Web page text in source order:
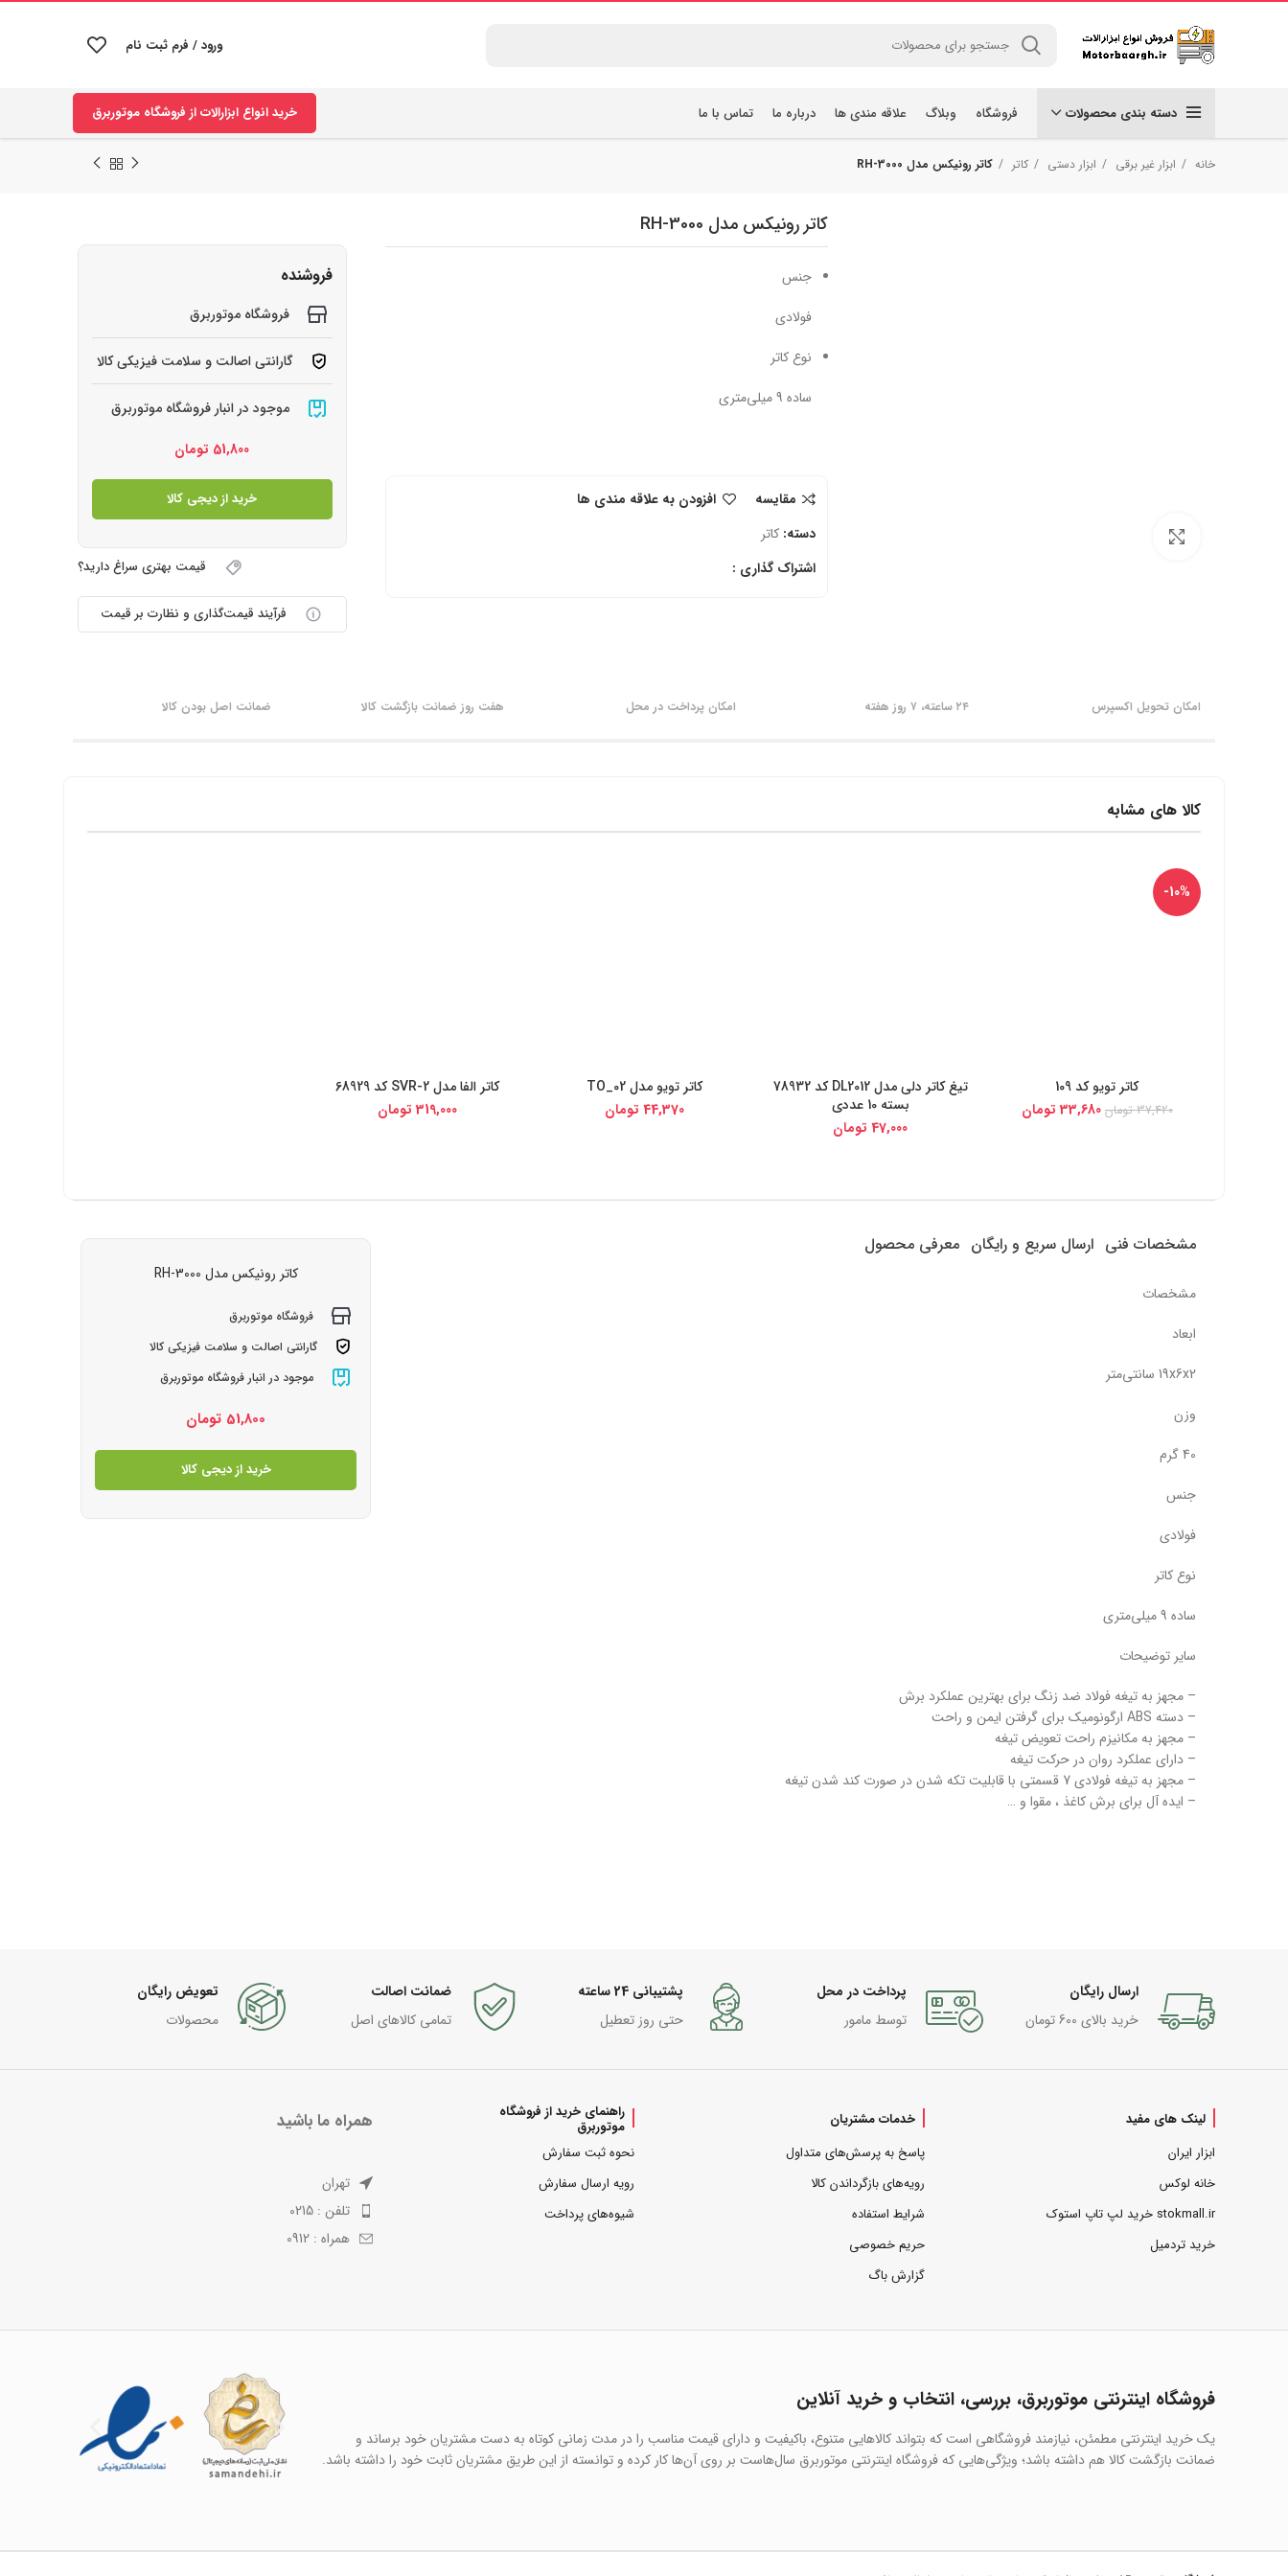
ورود / فرم ثبت نام
دسته بندی محصولات فروشگاه وبلاگ علاقه مندی ها درباره ما تماس با ما خرید انواع ابزارالات از فروشگاه موتوربرق
خانه ابزار غیر برقی ابزار دستی کاتر کاتر رونیکس مدل RH-3000
کاتر رونیکس مدل RH-3000
جنس
فولادی
نوع کاتر
ساده 9 میلی‌متری
مقایسه
افزودن به علاقه مندی ها
دسته: کاتر
اشتراک گذاری :
فروشنده
فروشگاه موتوربرق
گارانتی اصالت و سلامت فیزیکی کالا
موجود در انبار فروشگاه موتوربرق
51,800 تومان
خرید از دیجی کالا
قیمت بهتری سراغ دارید؟
فرآیند قیمت‌گذاری و نظارت بر قیمت
امکان تحویل اکسپرس ۲۴ ساعته، ۷ روز هفته امکان پرداخت در محل هفت روز ضمانت بازگشت کالا ضمانت اصل بودن کالا
کالا های مشابه
-10%
خرید از دیجی کالا
کاتر تویو کد 109
37,420 تومان 33,680 تومان
خرید از دیجی کالا
تیغ کاتر دلی مدل DL2012 کد 78932
بسته 10 عددی
47,000 تومان
خرید از دیجی کالا
کاتر تویو مدل TO_02
44,370 تومان
خرید از دیجی کالاکاتر الفا مدل SVR-2 کد 68929
319,000 تومان
مشخصات فنی ارسال سریع و رایگان معرفی محصول
مشخصات
ابعاد
19x6x2 سانتی‌متر
وزن
40 گرم
جنس
فولادی
نوع کاتر
ساده 9 میلی‌متری
سایر توضیحات
– مجهز به تیغه فولاد ضد زنگ برای بهترین عملکرد برش
– دسته ABS ارگونومیک برای گرفتن ایمن و راحت
– مجهز به مکانیزم راحت تعویض تیغه
– دارای عملکرد روان در حرکت تیغه
– مجهز به تیغه فولادی 7 قسمتی با قابلیت تکه شدن در صورت کند شدن تیغه
– ایده آل برای برش کاغذ ، مقوا و …
کاتر رونیکس مدل RH-3000
فروشگاه موتوربرق
گارانتی اصالت و سلامت فیزیکی کالا
موجود در انبار فروشگاه موتوربرق
51,800 تومان
خرید از دیجی کالا
ارسال رایگان
خرید بالای 600 تومان
پرداخت در محل
توسط مامور
پشتیبانی 24 ساعته
حتی روز تعطیل
ضمانت اصالت
تمامی کالاهای اصل
تعویض رایگان
محصولات
لینک های مفید
ابزار ایران
خانه لوکس
stokmall.ir خرید لپ تاپ استوک
خرید تردمیل
خدمات مشتریان
پاسخ به پرسش‌های متداول
رویه‌های بازگرداندن کالا
شرایط استفاده
حریم خصوصی
گزارش باگ
راهنمای خرید از فروشگاه
موتوربرق
نحوه ثبت سفارش
رویه ارسال سفارش
شیوه‌های پرداخت
همراه ما باشید
تهران
تلفن : 0215
همراه : 0912
فروشگاه اینترنتی موتوربرق، بررسی، انتخاب و خرید آنلاین
یک خرید اینترنتی مطمئن، نیازمند فروشگاهی است که بتواند کالاهایی متنوع، باکیفیت و دارای قیمت مناسب را در مدت زمانی کوتاه به دست مشتریان خود برساند و
ضمانت بازگشت کالا هم داشته باشد؛ ویژگی‌هایی که فروشگاه اینترنتی موتوربرق سال‌هاست بر روی آن‌ها کار کرده و توانسته از این طریق مشتریان ثابت خود را داشته باشد.